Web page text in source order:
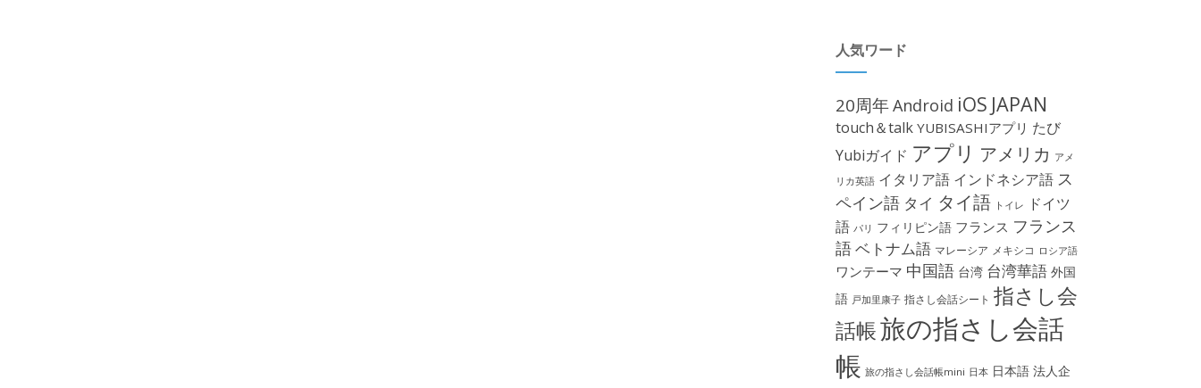
人気ワード
20周年Android iOS JAPAN
touch＆talk YUBISASHIアプリ たび
Yubiガイド アプリ アメリカ アメ
リカ英語 イタリア語 インドネシア語 ス
ペイン語 タイ タイ語 トイレ
ドイツ
語 パリ フィリピン語 フランス フランス
語ベトナム語 マレーシア メキシコ ロシア語
ワンテーマ 中国語 台湾 台湾華語 外国
語 戸加里康子 指さし会話シート 指さし会
話帳旅の指さし会話
帳 旅の指さし会話帳mini 日本 日本語 法人企